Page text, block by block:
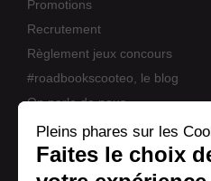
Promotions
Recrutement
Règlement jeux concours
#roadbookscooteo, le blog
On parle de nous
Nos marques
Eco-participation
Pleins phares sur les
Faites le choix